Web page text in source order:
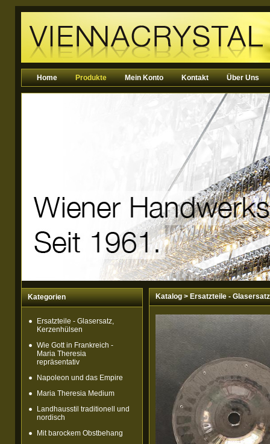
Home Produkte Mein Konto Kontakt Über Uns
Kategorien
Ersatzteile - Glasersatz,
Kerzenhülsen
Wie Gott in Frankreich -
Maria Theresia
repräsentativ
Napoleon und das Empire
Maria Theresia Medium
Landhausstil traditionell und
nordisch
Mit barockem Obstbehang
Katalog>Ersatzteile -